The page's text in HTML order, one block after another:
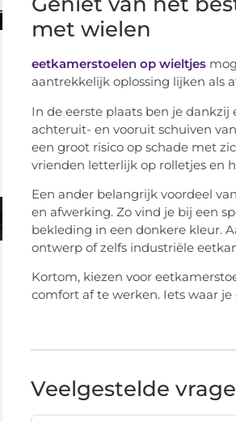
met wielen
eetkamerstoelen op wieltjes
aantrekkelijk oplossing lijken als
In de eerste plaats ben je
achteruit- en vooruit schuiven
een groot risico op schade met
vrienden letterlijk op rolletjes en
Een ander belangrijk voordeel
en afwerking. Zo vind je bij een
bekleding in een donkere kleur.
ontwerp of zelfs industriële
Kortom, kiezen voor
comfort af te werken. Iets waar
Veelgestelde